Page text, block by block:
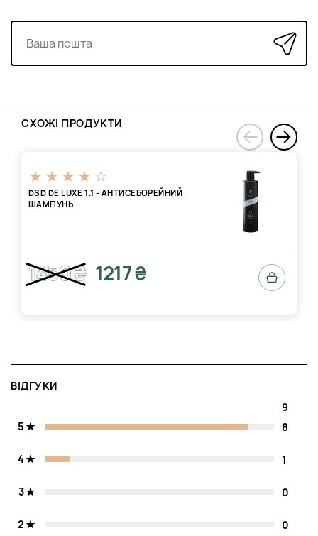
СХОЖІ ПРОДУКТИ
DSD DE LUXE 1.1 - АНТИСЕБОРЕЙНИЙ
ШАМПУНЬ
1450 ₴ 1217 ₴
‹
›
ВІДГУКИ
9
5
8
4 1
3 0
2 0